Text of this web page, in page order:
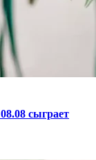
сыграет